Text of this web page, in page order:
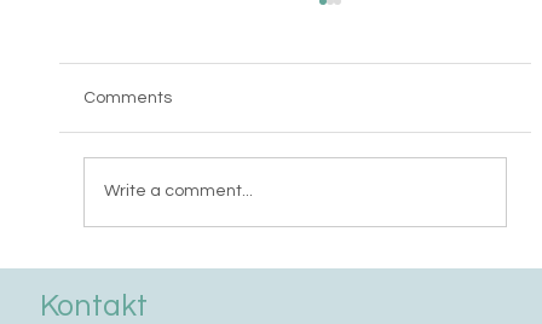
/ auto klime
Comments
Write a comment...
Kontakt